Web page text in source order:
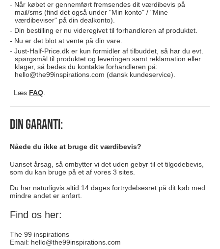
Når købet er gennemført fremsendes dit værdibevis på
mail/sms (find det også under "Min konto" / "Mine
værdibeviser" på din dealkonto).
Din bestilling er nu videregivet til forhandleren af produktet.
Nu er det blot at vente på din vare.
Just-Half-Price.dk er kun formidler af tilbuddet, så har du evt.
spørgsmål til produktet og leveringen samt reklamation eller
klager, så bedes du kontakte forhandleren på:
hello@the99inspirations.com (dansk kundeservice).
Læs FAQ.
Din garanti:
Nåede du ikke at bruge dit værdibevis?
Uanset årsag, så ombytter vi det uden gebyr til et tilgodebevis,
som du kan bruge på et af vores 3 sites.
Du har naturligvis altid 14 dages fortrydelsesret på dit køb med
mindre andet er anført.
Find os her:
The 99 inspirations
Email: hello@the99inspirations.com